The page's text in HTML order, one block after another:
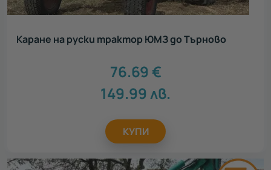
Каране на руски трактор ЮМЗ до Търново
76.69 €
149.99 лв.
КУПИ